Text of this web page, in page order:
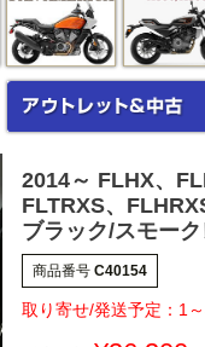
2014～ FLHX、
FLTRXS、
ブラック/スモー
商品番号 C40154
1